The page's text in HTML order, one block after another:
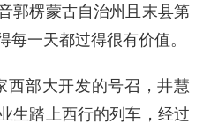
郭楞蒙古自治州且末县第
一天都过得很有价值。
西部大开发的号召，井慧
生踏上西行的列车，经过